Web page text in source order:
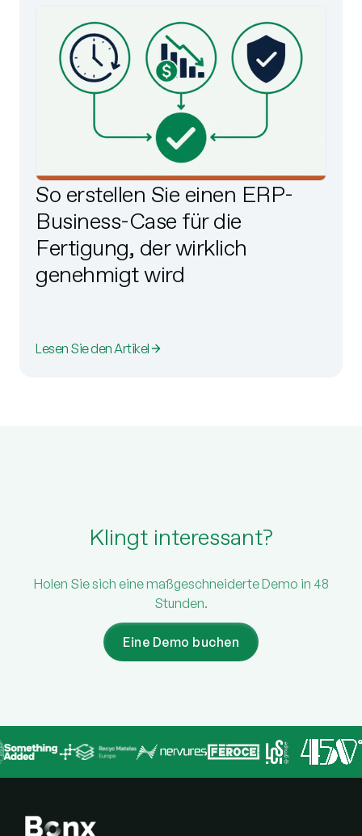
So erstellen Sie einen ERP-
Business-Case für die
Fertigung, der wirklich
genehmigt wird
Lesen Sie den Artikel
Klingt interessant?
Holen Sie sich eine maßgeschneiderte Demo in 48
Stunden.
Eine Demo buchen